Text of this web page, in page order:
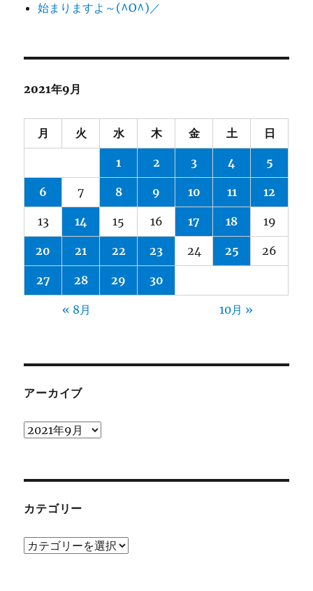
始まりますよ～(^O^)／
2021年9月
月 火 水 木 金 土 日
1 2 3 4 5
6 7 8 9 10 11 12
13 14 15 16 17 18 19
20 21 22 23 24 25 26
27 28 29 30
« 8月 10月 »
アーカイブ
ア
ブ
カテゴリー
カ